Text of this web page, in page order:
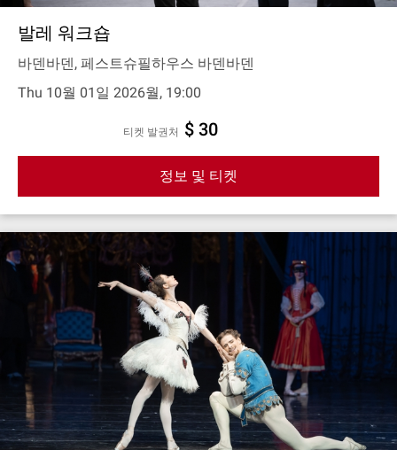
발레 워크숍
바덴바덴, 페스트슈필하우스 바덴바덴
Thu 10월 01일 2026월, 19:00
티켓 발권처 $ 30
정보 및 티켓